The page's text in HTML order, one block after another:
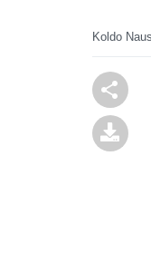
Koldo